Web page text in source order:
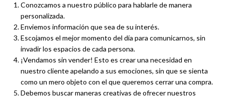
Conozcamos a nuestro público para hablarle de manera
personalizada.
Enviemos información que sea de su interés.
Escojamos el mejor momento del día para comunicarnos, sin
invadir los espacios de cada persona.
¡Vendamos sin vender! Esto es crear una necesidad en
nuestro cliente apelando a sus emociones, sin que se sienta
como un mero objeto con el que queremos cerrar una compra.
Debemos buscar maneras creativas de ofrecer nuestros